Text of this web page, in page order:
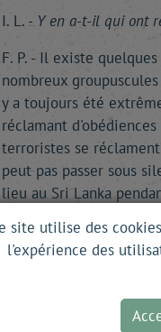
I. L. - Y en a-t-il qui ont
F. P. - Il existe
nombreux
y a toujours été
réclamant
terroristes se
peut pas passer sous
lieu au Sri Lanka
Daech a conservé un
compris très loin de
des cellules
Ce qui prouve - on ne
site utilise des
l'expérience des